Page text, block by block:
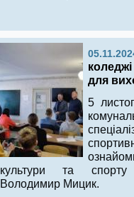
для
5
культури та спорту
Володимир Мицик.